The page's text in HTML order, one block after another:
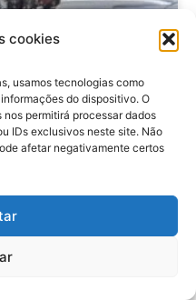
cookies
usamos tecnologias como
do dispositivo. O
permitirá processar dados
IDs exclusivos neste site. Não
afetar negativamente certos
suspeito de
presta